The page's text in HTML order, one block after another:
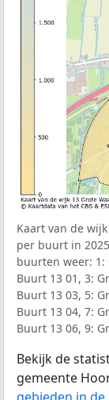
Kaart van de
per buurt in
buurten weer: 1:
Buurt 13 01, 3:
Buurt 13 03, 5:
Buurt 13 04, 7:
Buurt 13 06, 9:
Bekijk de
gemeente